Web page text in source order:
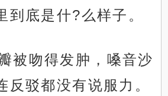
到底是什?么样子。
被吻得发肿，嗓音沙
反驳都没有说服力。